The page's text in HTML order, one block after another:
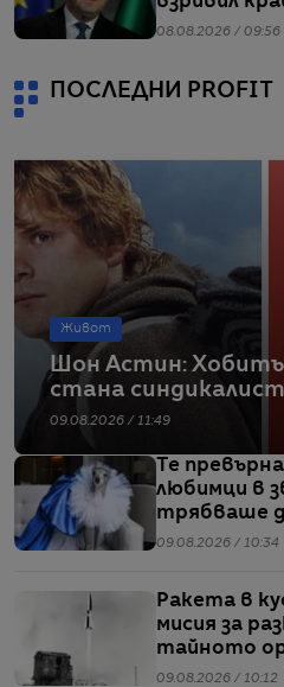
Радев
08.08.2026 / 09:56
ПОСЛЕДНИ PROFIT
Живот
Шон Астин:
стана синдикалист
09.08.2026 / 11:49
Те
любимци в
трябваше
09.08.2026 / 10:34
Ракета в
мисия за
тайното
09.08.2026 / 10:12